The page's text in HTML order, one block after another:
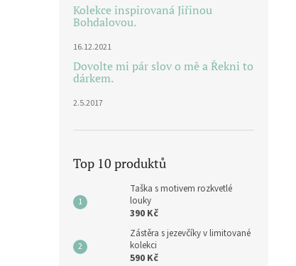
Kolekce inspirovaná Jiřinou
Bohdalovou.
16.12.2021
Dovolte mi pár slov o mě a Řekni to
dárkem.
2.5.2017
Top 10 produktů
Taška s motivem rozkvetlé
louky
390 Kč
Zástěra s jezevčíky v limitované
kolekci
590 Kč